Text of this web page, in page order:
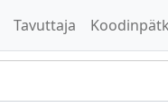
Tavuttaja